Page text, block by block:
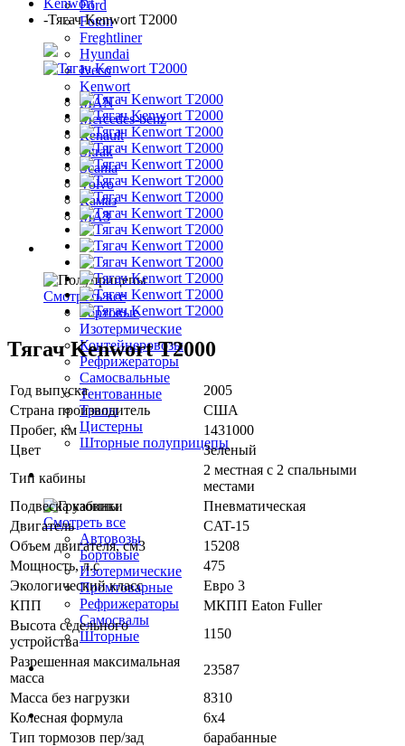
Ford
Foton
Freghtliner
Hyundai
Iveco
Kenwort
MAN
Mercedes-benz
Renault
Sitrak
Scania
Volvo
Камаз
МАЗ
Полуприцепы
Смотреть все
Бортовые
Изотермические
Контейнеровозы
Рефрижераторы
Самосвальные
Тентованные
Тралы
Цистерны
Шторные полуприцепы
Грузовики
Смотреть все
Автовозы
Бортовые
Изотермические
Промтоварные
Рефрижераторы
Самосвалы
Шторные
Коммерческие авто
Автобусы
Kenwort
-Тягач Kenwort T2000
Тягач Kenwort T2000
Год выпуска
2005
Страна производитель
США
Пробег, км
1431000
Цвет
Зеленый
Тип кабины
2 местная с 2 спальными
местами
Подвеска кабины
Пневматическая
Двигатель
СAT-15
Объем двигателя, см3
15208
Мощность, л.с
475
Экологический класс
Евро 3
КПП
МКПП Eaton Fuller
Высота седельного
устройства
1150
Разрешенная максимальная
масса
23587
Масса без нагрузки
8310
Колесная формула
6x4
Тип тормозов пер/зад
барабанные